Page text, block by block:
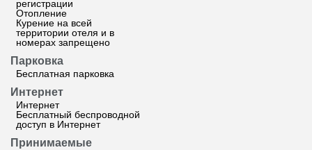
регистрации
Отопление
Курение на всей
территории отеля и в
номерах запрещено
Парковка
Бесплатная парковка
Интернет
Интернет
Бесплатный беспроводной
доступ в Интернет
Принимаемые